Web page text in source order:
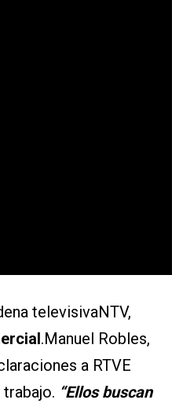
televisivaNTV,
.Manuel Robles,
a RTVE
“Ellos buscan